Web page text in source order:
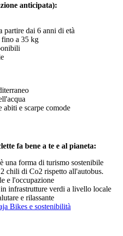
anticipata):
partire dai 6 anni di età
a 35 kg
abiti e scarpe comode
fa bene a te e al pianeta:
una forma di turismo sostenibile
chili di Co2 rispetto all'autobus.
e l'occupazione
infrastrutture verdi a livello locale
e rilassante
Bikes e sostenibilità